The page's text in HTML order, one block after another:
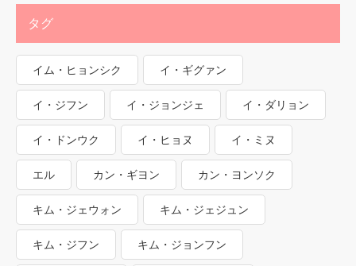
タグ
イム・ヒョンシク イ・ギグァン
イ・ジフン イ・ジョンジェ イ・ダリョン
イ・ドンウク イ・ヒョヌ イ・ミヌ
エル カン・ギヨン カン・ヨンソク
キム・ジェウォン キム・ジェジュン
キム・ジフン キム・ジョンフン